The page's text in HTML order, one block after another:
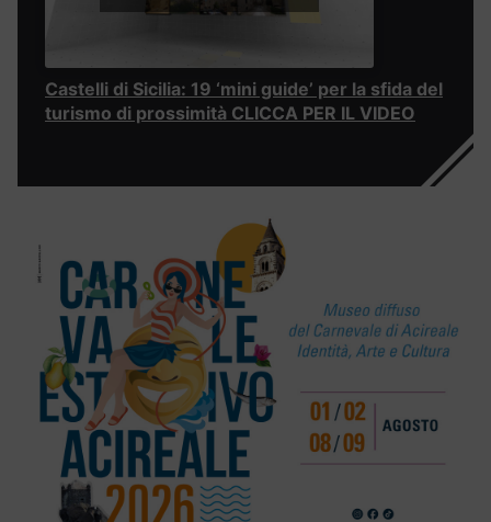
Castelli di Sicilia: 19 ‘mini guide’ per la sfida del
turismo di prossimità CLICCA PER IL VIDEO